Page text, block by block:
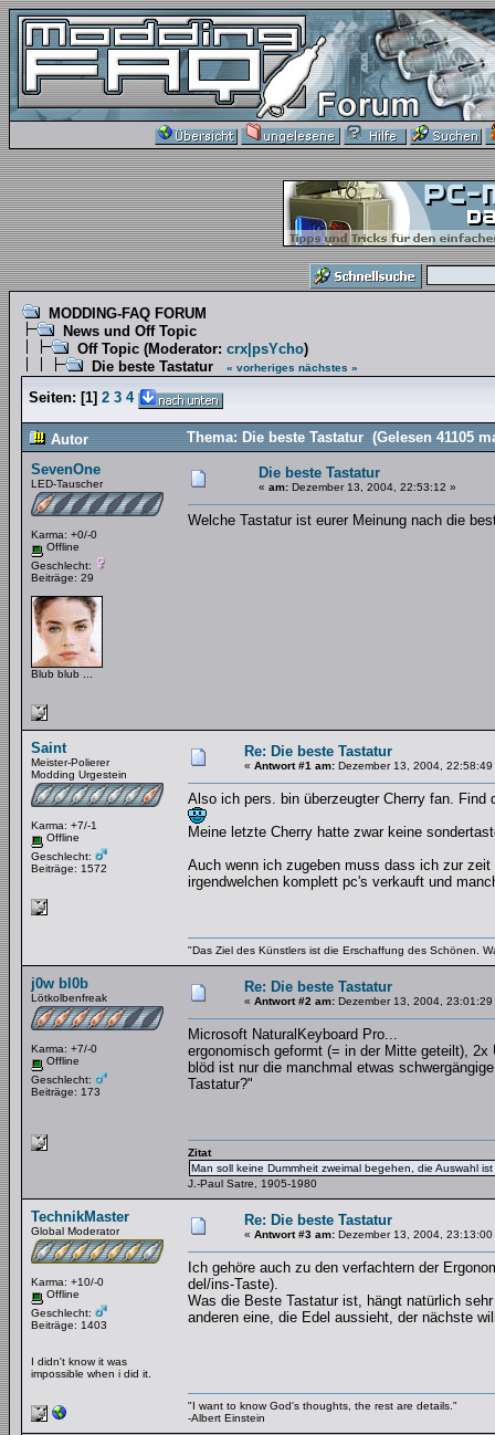
MODDING-FAQ FORUM
News und Off Topic
Off Topic (Moderator: crx|psYcho)
Die beste Tastatur
« vorheriges nächstes »
Seiten: [1] 2 3 4
Autor
Thema: Die beste Tastatur (Gelesen 41105
SevenOne
LED-Tauscher
Karma: +0/-0
Offline
Geschlecht:
Beiträge: 29
Blub blub ...
Die beste Tastatur
« am: Dezember 13, 2004, 22:53:12 »
Welche Tastatur ist eurer Meinung nach die
Saint
Meister-Polierer
Modding Urgestein
Karma: +7/-1
Offline
Geschlecht:
Beiträge: 1572
Re: Die beste Tastatur
« Antwort #1 am: Dezember 13, 2004, 22:58:49
Also ich pers. bin überzeugter Cherry fan.
Meine letzte Cherry hatte zwar keine
Auch wenn ich zugeben muss dass ich zur
irgendwelchen komplett pc's verkauft und
"Das Ziel des Künstlers ist die Erschaffung des Schönen.
j0w bl0b
Lötkolbenfreak
Karma: +7/-0
Offline
Geschlecht:
Beiträge: 173
Re: Die beste Tastatur
« Antwort #2 am: Dezember 13, 2004, 23:01:29
Microsoft NaturalKeyboard Pro...
ergonomisch geformt (= in der Mitte geteilt),
blöd ist nur die manchmal etwas
Tastatur?"
Zitat
Man soll keine Dummheit zweimal begehen, die Auswahl
J.-Paul Satre, 1905-1980
TechnikMaster
Global Moderator
Karma: +10/-0
Offline
Geschlecht:
Beiträge: 1403
I didn't know it was
impossible when i did it.
Re: Die beste Tastatur
« Antwort #3 am: Dezember 13, 2004, 23:13:00
Ich gehöre auch zu den verfachtern der
del/ins-Taste).
Was die Beste Tastatur ist, hängt natürlich
anderen eine, die Edel aussieht, der nächste
"I want to know God's thoughts, the rest are details."
-Albert Einstein